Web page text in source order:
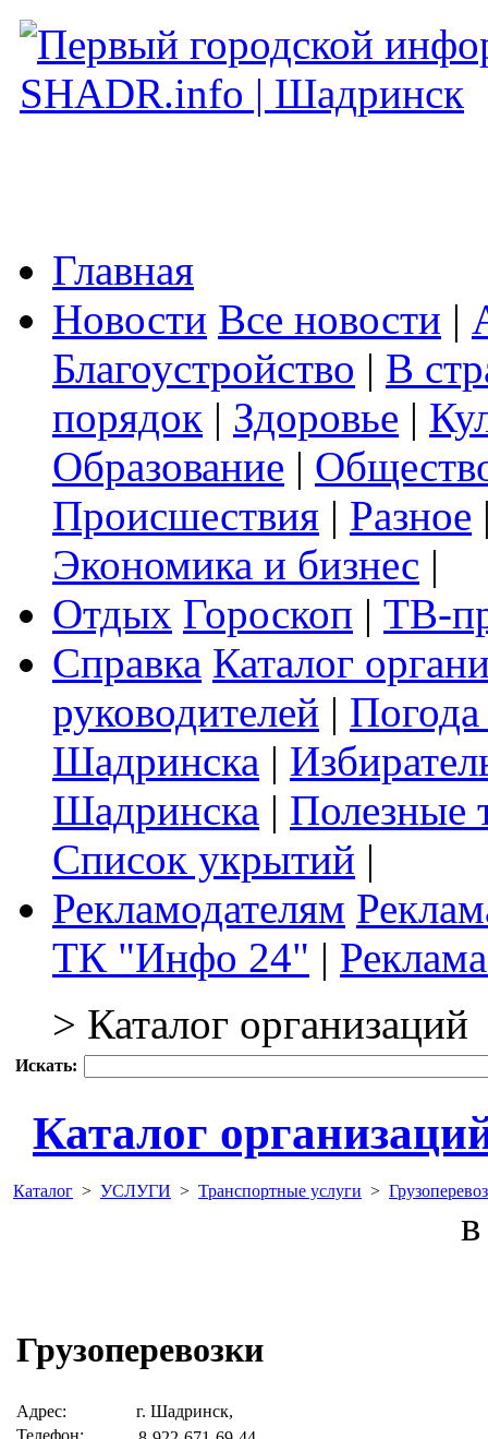
Главная
Новости Все новости |
Благоустройство | В
порядок | Здоровье |
Образование |
Происшествия | Разное
Экономика и бизнес |
Отдых Гороскоп | ТВ-
Справка Каталог
руководителей |
Шадринска |
Шадринска | Полезные
Список укрытий |
Рекламодателям
ТК "Инфо 24" |
> Каталог организаций
Искать:
Каталог
Каталог > УСЛУГИ > Транспортные услуги >
Грузоперевозки
Адрес:
г. Шадринск,
Телефон: